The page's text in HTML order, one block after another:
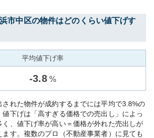
市中区の物件はどのくらい値下げす
平均値下げ率
-3.8 %
れた物件が成約するまでには平均で3.8%の
下げは「高すぎる価格での売出し」によっ
く、値下げ率が高い＝価格が外れた売出しが
す。複数のプロ（不動産事業者）に見ても